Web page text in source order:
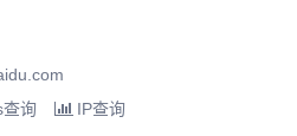
询 IP查询